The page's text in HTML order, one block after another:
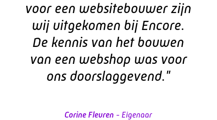
voor een websitebouwer zijn
wij uitgekomen bij Encore.
De kennis van het bouwen
van een webshop was voor
ons doorslaggevend."
Corine Fleuren - Eigenaar